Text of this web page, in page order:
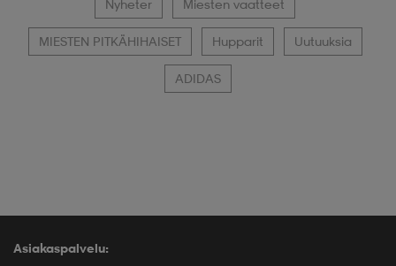
Nyheter Miesten vaatteet
MIESTEN PITKÄHIHAISET Hupparit Uutuuksia
ADIDAS
Asiakaspalvelu: